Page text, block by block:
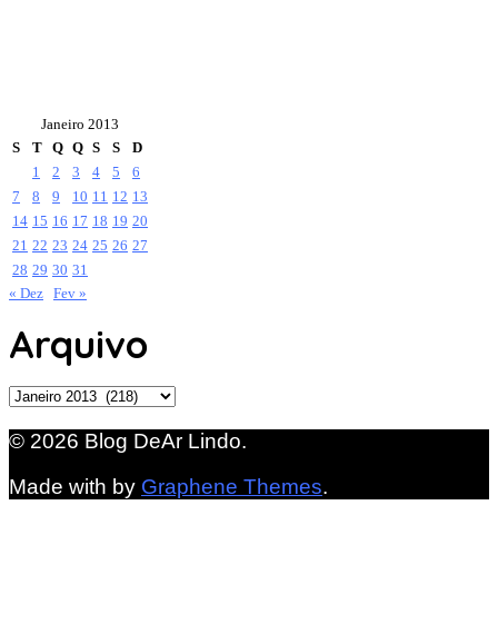
Janeiro 2013
S
T Q Q S S
D
1
2 3 4 5
6
7
8 9 10 11 12 13
14 15 16 17 18 19 20
21 22 23 24 25 26 27
28 29 30 31
« Dez Fev »
Arquivo
Arquivo
© 2026 Blog DeAr Lindo.
Made with by Graphene Themes.